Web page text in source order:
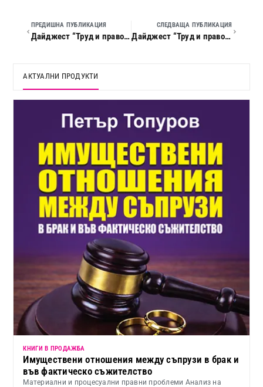
ПРЕДИШНА ПУБЛИКАЦИЯ
Дайджест “Труд и право”, 2012 г., кн. 02
СЛЕДВАЩА ПУБЛИКАЦИЯ
Дайджест “Труд и право”, 2012 г., кн. 04
АКТУАЛНИ ПРОДУКТИ
КНИГИ В ПРОДАЖБА
Имуществени отношения между съпрузи в брак и
във фактическо съжителство
Материални и процесуални правни проблеми Анализ на